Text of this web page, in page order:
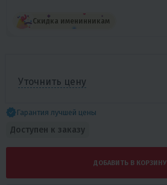
Скидка именинникам
Гарантия лучшей цены
Уточнить цену
Доступен к заказу
ДОБАВИТЬ В КОРЗИНУ